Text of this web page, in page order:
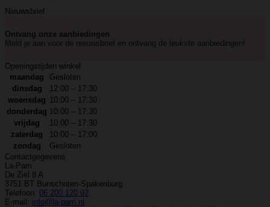
Nieuwsbrief
Ontvang onze aanbiedingen
Meld je aan voor de nieuwsbrief en ontvang de leukste aanbiedingen!
Openingstijden winkel
maandag
Gesloten
dinsdag
12:00 – 17:30
woensdag 10:00 – 17:30
donderdag 10:00 – 17:30
vrijdag
10:00 – 17:30
zaterdag
10:00 – 17:00
zondag
Gesloten
Contactgegevens
La-Pam
De Ziel 8 A
3751 BT Bunschoten-Spakenburg
Telefoon: 06 200 120 92
E-mail: info@la-pam.nl